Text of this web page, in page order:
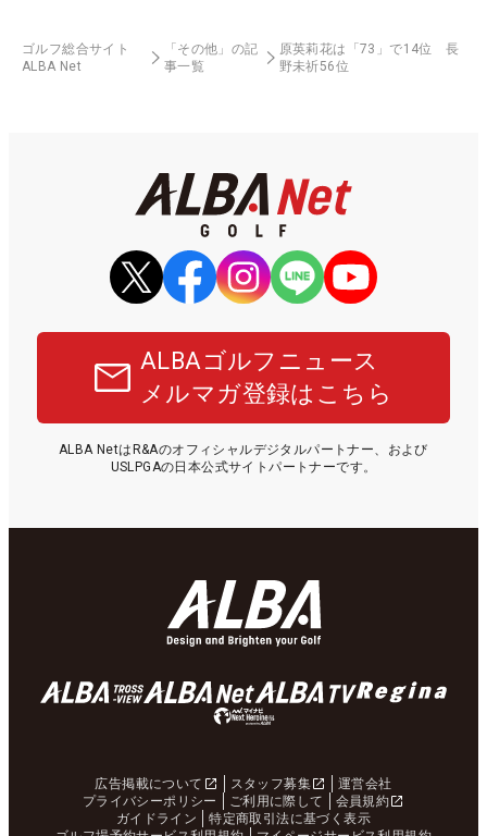
ゴルフ総合サイト
ALBA Net
「その他」の記
事一覧
原英莉花は「73」で14位 長
野未祈56位
ALBAゴルフニュース
メルマガ登録はこちら
ALBA NetはR&Aのオフィシャルデジタルパートナー、および
USLPGAの日本公式サイトパートナーです。
広告掲載について スタッフ募集
運営会社
プライバシーポリシー
ご利用に際して
会員規約
ガイドライン
特定商取引法に基づく表示